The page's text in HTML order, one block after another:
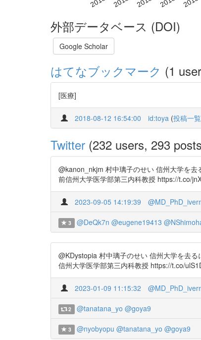
外部データベース (DOI)
Google Scholar
はてなブックマーク (1
[医療]
2018-08-12 16:54:00 id:toya (投稿一覧
Twitter (232 users, 293
@kanon_nkjm 村中璃子のせい 信州大学を
前信州大学医学部第三内科教授 https://t.co/
2023-09-05 14:19:39
3 @DeQk7n @eugene19413
@KDystopia 村中璃子のせい 信州大学を去
信州大学医学部第三内科教授 https://t.co/
2023-01-09 11:15:32
2 @tanatana_yo @goya9
3 @nyobyopu @tanatana_yo @goya9